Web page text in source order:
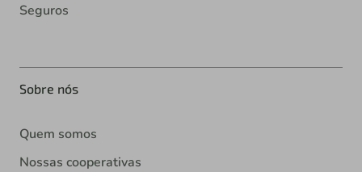
Seguros
Sobre nós
Quem somos
Nossas cooperativas